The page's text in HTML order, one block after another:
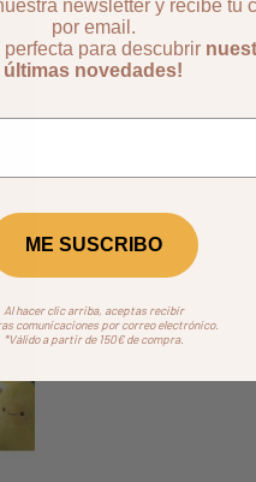
newsletter y recibe tu
por email.
perfecta para descubrir
últimas novedades!
ME SUSCRIBO
Al hacer clic arriba, aceptas recibir
comunicaciones por correo electrónico.
*Válido a partir de 150€ de compra.